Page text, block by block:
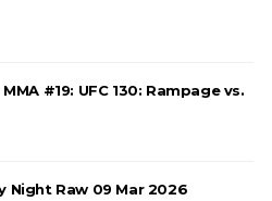
#19: UFC 130: Rampage vs.
Night Raw 09 Mar 2026